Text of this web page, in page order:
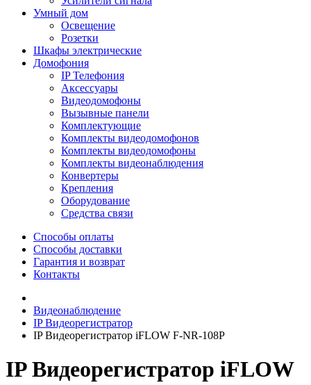
Умный дом
Освещение
Розетки
Шкафы электрические
Домофония
IP Телефония
Аксессуары
Видеодомофоны
Вызывные панели
Комплектующие
Комплекты видеодомофонов
Комплекты видеодомофоны
Комплекты видеонаблюдения
Конвертеры
Крепления
Оборудование
Средства связи
Способы оплаты
Способы доставки
Гарантия и возврат
Контакты
Видеонаблюдение
IP Видеорегистратор
IP Видеорегистратор iFLOW F-NR-108P
IP Видеорегистратор iFLOW